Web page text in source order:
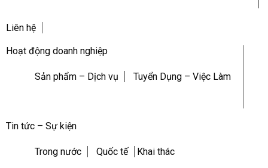
Liên hệ
Hoạt động doanh nghiệp
Sản phẩm – Dịch vụ Tuyển Dụng – Việc Làm
Tin tức – Sự kiện
Trong nước Quốc tế Khai thác